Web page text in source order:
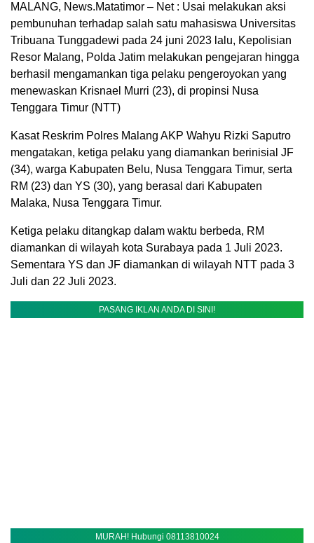
MALANG, News.Matatimor – Net : Usai melakukan aksi
pembunuhan terhadap salah satu mahasiswa Universitas
Tribuana Tunggadewi pada 24 juni 2023 lalu, Kepolisian
Resor Malang, Polda Jatim melakukan pengejaran hingga
berhasil mengamankan tiga pelaku pengeroyokan yang
menewaskan Krisnael Murri (23), di propinsi Nusa
Tenggara Timur (NTT)
Kasat Reskrim Polres Malang AKP Wahyu Rizki Saputro
mengatakan, ketiga pelaku yang diamankan berinisial JF
(34), warga Kabupaten Belu, Nusa Tenggara Timur, serta
RM (23) dan YS (30), yang berasal dari Kabupaten
Malaka, Nusa Tenggara Timur.
Ketiga pelaku ditangkap dalam waktu berbeda, RM
diamankan di wilayah kota Surabaya pada 1 Juli 2023.
Sementara YS dan JF diamankan di wilayah NTT pada 3
Juli dan 22 Juli 2023.
PASANG IKLAN ANDA DI SINI!
MURAH! Hubungi 08113810024